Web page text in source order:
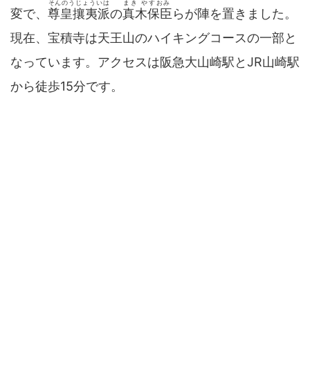
変で、 尊皇攘夷派
そんのうじょういは
の真木保臣
まき やすおみ
らが陣を置きました。
現在、宝積寺は天王山のハイキングコースの一部と
なっています。アクセスは阪急大山崎駅とJR山崎駅
から徒歩15分です。